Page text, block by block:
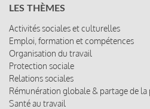
LES THÈMES
Activités sociales et culturelles
Emploi, formation et compétences
Organisation du travail
Protection sociale
Relations sociales
Rémunération globale & partage de la
Santé au travail